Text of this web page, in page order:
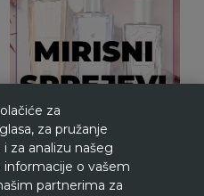
za
za pružanje
za analizu našeg
informacije o vašem
partnerima za